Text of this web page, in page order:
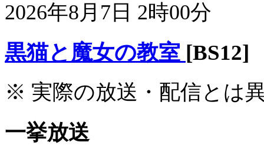
2026年8月7日 2時00分
黒猫と魔女の教室 [BS12]
※ 実際の放送・配信とは
一挙放送